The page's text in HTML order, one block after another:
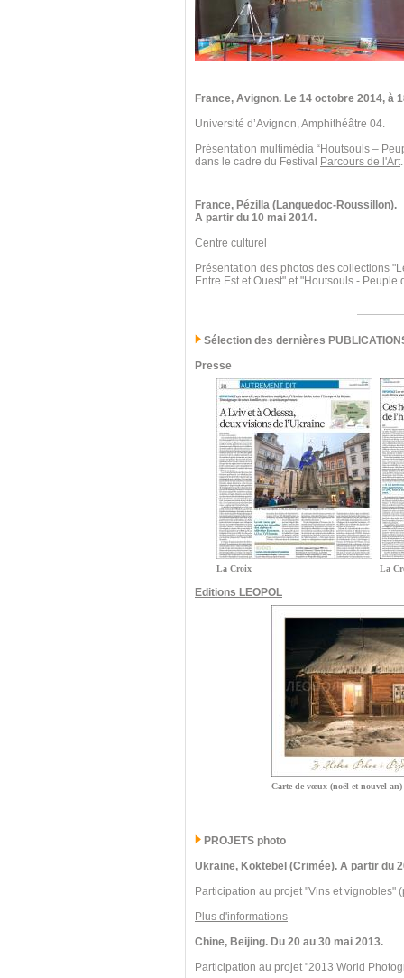
France, Avignon. Le 14 octobre 2014, à
Université d’Avignon, Amphithéâtre 04.
Présentation multimédia “Houtsouls –
dans le cadre du Festival Parcours de l'Art.
France, Pézilla (Languedoc-Roussillon).
A partir du 10 mai 2014.
Centre culturel
Présentation des photos des collections
Entre Est et Ouest" et "Houtsouls - Peuple
Sélection des dernières
Presse
La Croix La
Editions LEOPOL
Carte de vœux (noël et nouvel an)
PROJETS photo
Ukraine, Koktebel (Crimée). A partir du
Participation au projet "Vins et vignobles"
Plus d'informations
Chine, Beijing. Du 20 au 30 mai 2013.
Participation au projet "2013 World